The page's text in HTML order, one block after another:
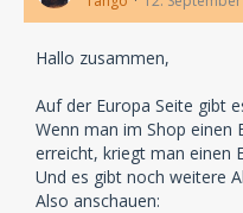
Hallo zusammen,
Auf der Europa Seite gibt
Wenn man im Shop einen
erreicht, kriegt man einen
Und es gibt noch weitere
Also anschauen: